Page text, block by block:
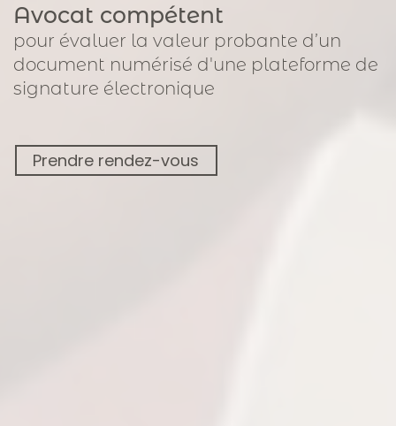
Avocat compétent
pour évaluer la valeur probante d’un
document numérisé d'une plateforme de
signature électronique
Prendre rendez-vous